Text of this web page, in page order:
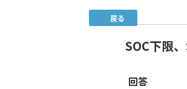
戻る
SOC下限
回答